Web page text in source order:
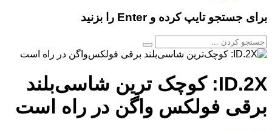
برای جستجو تایپ کرده و Enter را بزنید
ID.2X: کوچک ترین شاسی‌بلند
برقی فولکس‌ واگن در راه است